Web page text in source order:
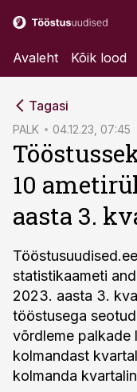
Avaleht Kõik lood
Tagasi
PALK 04.12.23, 07:45
10
aasta 3.
statistikaameti
2023. aasta 3.
tööstusega
võrdleme palkade
kolmandast
kolmanda